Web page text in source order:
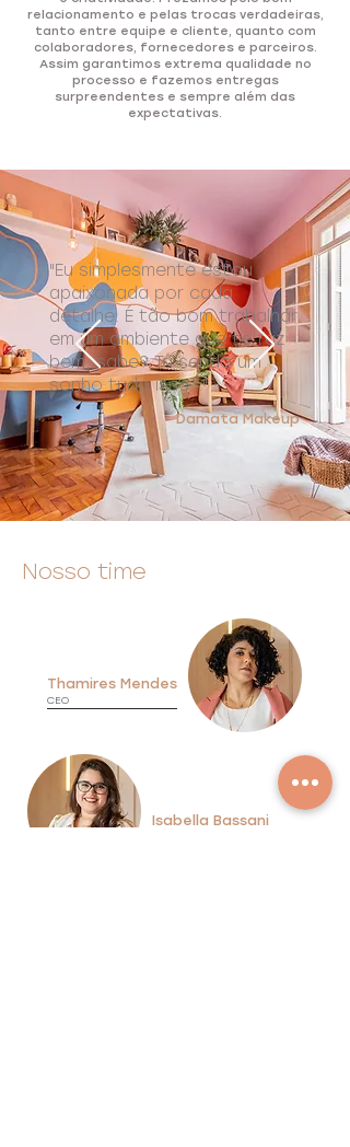
relacionamento e pelas trocas verdadeiras,
tanto entre equipe e cliente, quanto com
colaboradores, fornecedores e parceiros.
Assim garantimos extrema qualidade no
processo e fazemos entregas
surpreendentes e sempre além das
expectativas.
"Eu simplesmente estou
apaixonada por cada
detalhe. É tão bom trabalhar
em um ambiente que te faz
bem, sabe? Tá sendo um
sonho tudo isso..."
Damata Makeup
Nosso time
Thamires Mendes
CEO
Isabella Bassani